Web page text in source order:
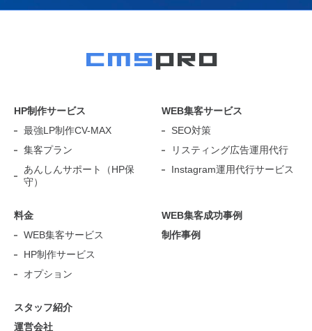
HP制作サービス
最強LP制作CV-MAX
集客プラン
あんしんサポート（HP保
守）
WEB集客サービス
SEO対策
リスティング広告運用代行
Instagram運用代行サービス
料金
WEB集客サービス
HP制作サービス
オプション
WEB集客成功事例
制作事例
スタッフ紹介
運営会社